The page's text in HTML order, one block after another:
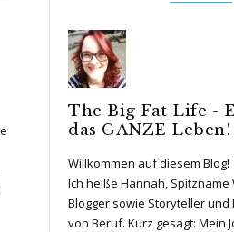
The Big Fat Life -
das GANZE Leben!
Willkommen auf diesem Blog!
Ich heiße Hannah, Spitzname
Blogger sowie Storyteller
von Beruf. Kurz gesagt: Mein